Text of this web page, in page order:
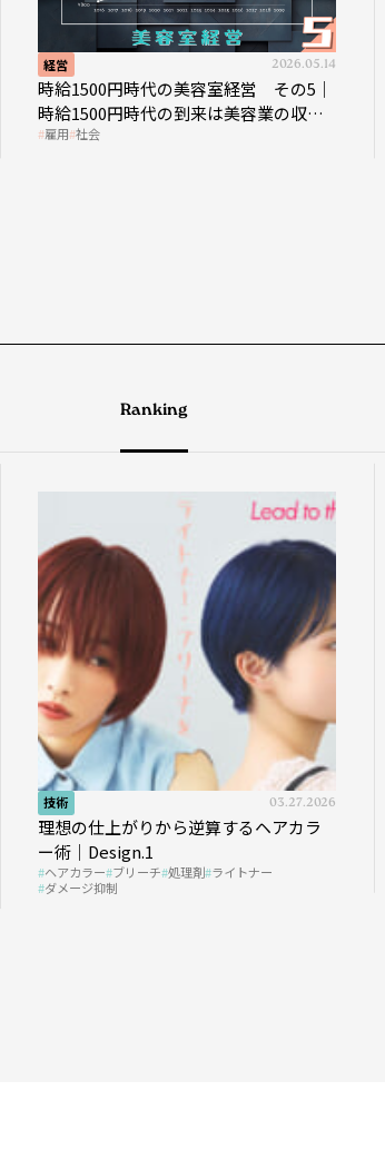
経営 2026.05.14
時給1500円時代の美容室経営 その5｜
時給1500円時代の到来は美容業の収益
構造を見直す契機
雇用 社会
Ranking
技術 03.27.2026
理想の仕上がりから逆算するヘアカラ
ー術｜Design.1
ヘアカラー ブリーチ 処理剤 ライトナー
ダメージ抑制